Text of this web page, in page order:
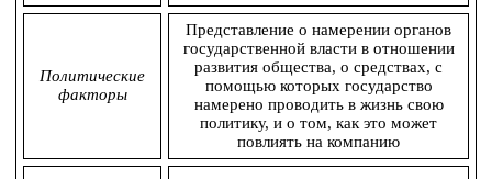
Политические
факторы
Представление о намерении органов
государственной власти в отношении
развития общества, о средствах, с
помощью которых государство
намерено проводить в жизнь свою
политику, и о том, как это может
повлиять на компанию